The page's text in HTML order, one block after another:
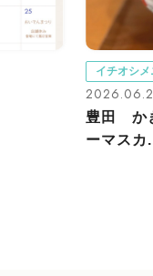
イチオシ
豊田 か
ーマスカ